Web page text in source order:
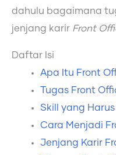
dahulu bagaimana
jenjang karir Front
Daftar Isi
Apa Itu Front
Tugas Front
Skill yang
Cara Menjadi
Jenjang Karir